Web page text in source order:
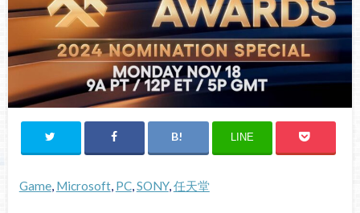
LINE
Game, Microsoft, PC, SONY, 任天堂